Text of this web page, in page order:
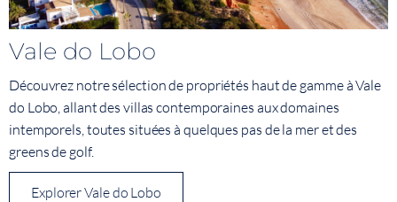
Vale do Lobo
Découvrez notre sélection de propriétés haut de gamme à Vale
do Lobo, allant des villas contemporaines aux domaines
intemporels, toutes situées à quelques pas de la mer et des
greens de golf.
Explorer Vale do Lobo